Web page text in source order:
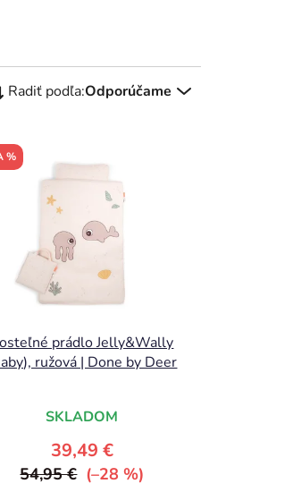
R Radiť podľa:Odporúčame
%
prádlo Jelly&Wally
ružová | Done by Deer
SKLADOM
39,49 €
54,95 € (–28 %)